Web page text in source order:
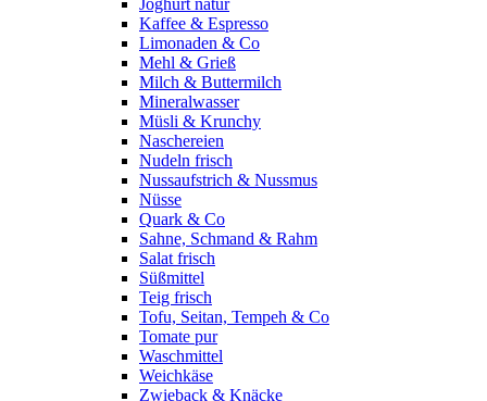
Joghurt natur
Kaffee & Espresso
Limonaden & Co
Mehl & Grieß
Milch & Buttermilch
Mineralwasser
Müsli & Krunchy
Naschereien
Nudeln frisch
Nussaufstrich & Nussmus
Nüsse
Quark & Co
Sahne, Schmand & Rahm
Salat frisch
Süßmittel
Teig frisch
Tofu, Seitan, Tempeh & Co
Tomate pur
Waschmittel
Weichkäse
Zwieback & Knäcke